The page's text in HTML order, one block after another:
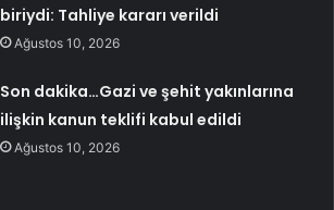
biriydi: Tahliye kararı verildi
Ağustos 10, 2026
Son dakika…Gazi ve şehit yakınlarına
ilişkin kanun teklifi kabul edildi
Ağustos 10, 2026